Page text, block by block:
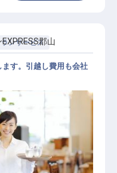
ンサービス郡山
す。引越し費用も会社